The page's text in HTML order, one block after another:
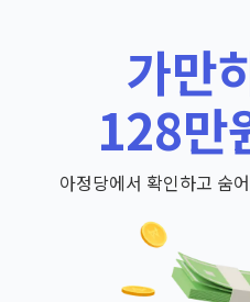
가만
128만
아정당에서 확인하고 숨